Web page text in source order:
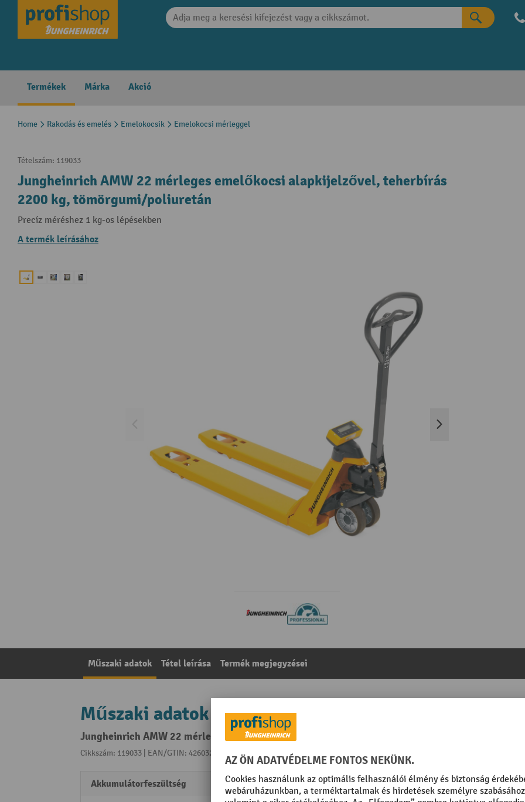
Skip to main navigation
Termékek Márka Akció
Home Rakodás és emelés Emelokocsik Emelokocsi mérleggel
Tételszám: 119033
Jungheinrich AMW 22 mérleges emelőkocsi alapkijelzővel, teherbírás
2200 kg, tömörgumi/poliuretán
Precíz méréshez 1 kg-os lépésekben
A termék leírásához
Műszaki adatok Tétel leírása Termék megjegyzései
Műszaki adatok
Jungheinrich AMW 22 mérleges emelőkocsi alapkijelzővel, teherbírás 2200 kg, tömörgumi/
Cikkszám: 119033 | EAN/GTIN: 4260329042020A kategóriából:
Akkumulátorfeszültség 1.5 V/per unit Nulla korrekció